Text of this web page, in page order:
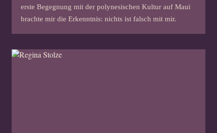
erste Begegnung mit der polynesischen Kultur auf Maui
brachte mir die Erkenntnis: nichts ist falsch mit mir.